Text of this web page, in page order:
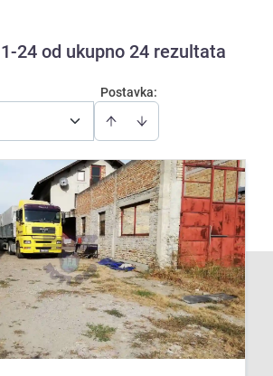
24 od ukupno 24 rezultata
Postavka: